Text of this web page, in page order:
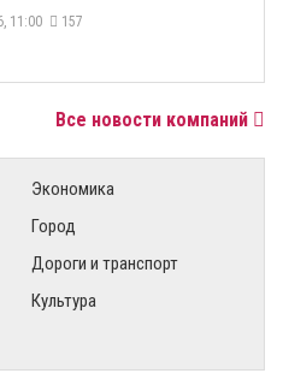
11:00 157
Все новости компаний
Экономика
Город
Дороги и транспорт
Культура